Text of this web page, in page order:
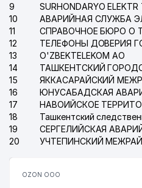
9
10
11
12
13
O'ZBEKTELEKOM АО
14
15
16
17
18
19
20
OZON ООО